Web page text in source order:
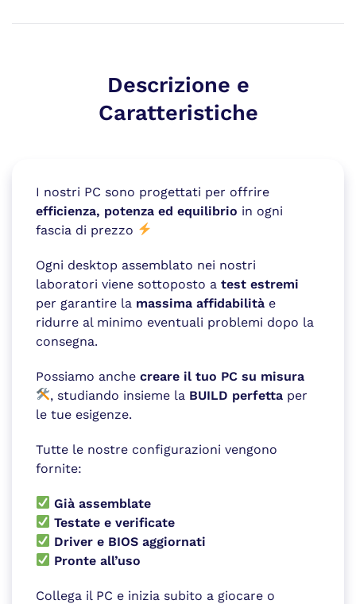
Descrizione e
Caratteristiche
I nostri PC sono progettati per offrire
efficienza, potenza ed equilibrio in ogni
fascia di prezzo
Ogni desktop assemblato nei nostri
laboratori viene sottoposto a test estremi
per garantire la massima affidabilità e
ridurre al minimo eventuali problemi dopo la
consegna.
Possiamo anche creare il tuo PC su misura
, studiando insieme la BUILD perfetta per
le tue esigenze.
Tutte le nostre configurazioni vengono
fornite:
Già assemblate
Testate e verificate
Driver e BIOS aggiornati
Pronte all’uso
Collega il PC e inizia subito a giocare o